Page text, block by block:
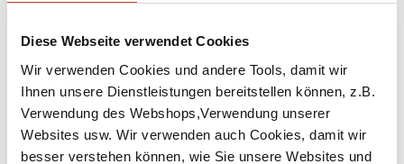
Diese Webseite verwendet Cookies
Wir verwenden Cookies und andere Tools, damit wir
Ihnen unsere Dienstleistungen bereitstellen können, z.B.
Verwendung des Webshops,Verwendung unserer
Websites usw. Wir verwenden auch Cookies, damit wir
besser verstehen können, wie Sie unsere Websites und